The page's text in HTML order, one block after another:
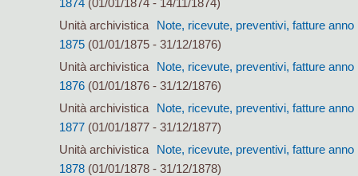
1874 (01/01/1874 - 14/11/1874)
Unità archivistica
Note, ricevute, preventivi, fatture anno
1875 (01/01/1875 - 31/12/1876)
Unità archivistica
Note, ricevute, preventivi, fatture anno
1876 (01/01/1876 - 31/12/1876)
Unità archivistica
Note, ricevute, preventivi, fatture anno
1877 (01/01/1877 - 31/12/1877)
Unità archivistica
Note, ricevute, preventivi, fatture anno
1878 (01/01/1878 - 31/12/1878)